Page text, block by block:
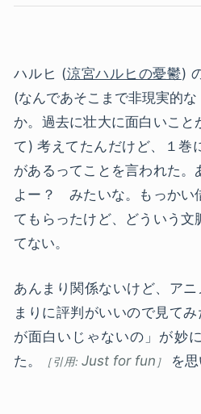
ハルヒ (涼宮ハルヒの憂鬱)
(なんであそこまで非現実的
か。過去に壮大に面白いこと
て) 考えてたんだけど、１巻
があるってことを言われた
よー？ みたいな。もっかい
てもらったけど、どういう文
てない。
あんまり関係ないけど、ア
まりに評判がいいので見て
が面白いじゃないの」が妙
た。
Just for fun を